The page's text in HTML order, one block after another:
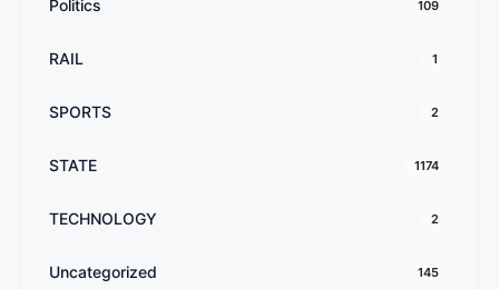
Politics 109
RAIL 1
SPORTS 2
STATE 1174
TECHNOLOGY 2
Uncategorized 145